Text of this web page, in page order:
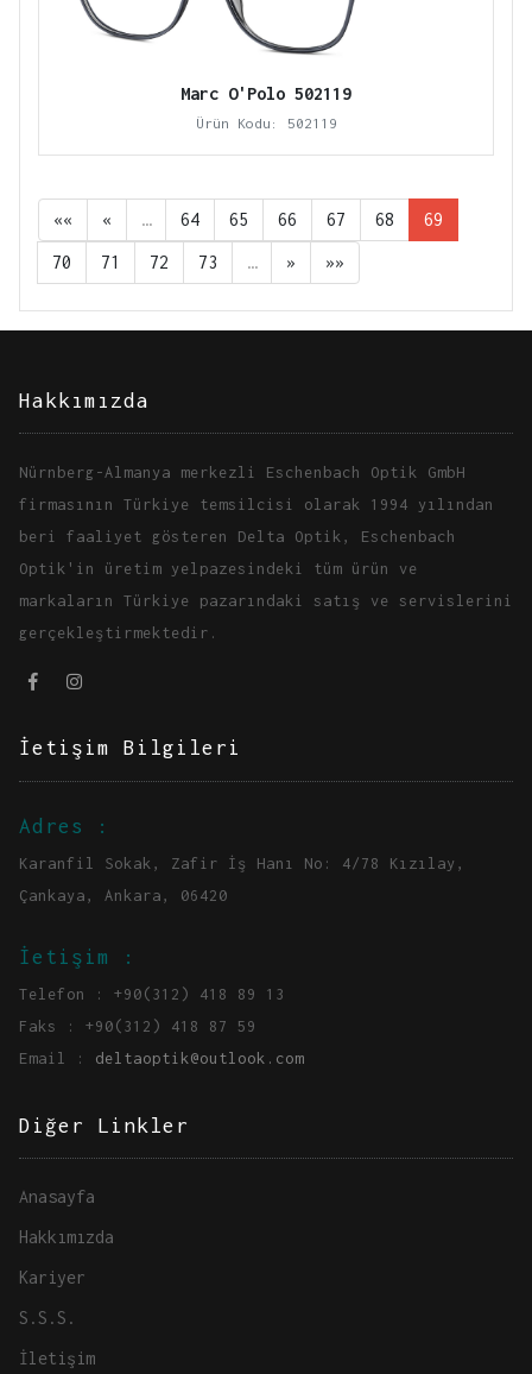
Marc O'Polo 502119
Ürün Kodu: 502119
«« « … 64 65 66 67 68 69
70 71 72 73 … » »»
Hakkımızda
Nürnberg-Almanya merkezli Eschenbach Optik GmbH
firmasının Türkiye temsilcisi olarak 1994 yılından
beri faaliyet gösteren Delta Optik, Eschenbach
Optik'in üretim yelpazesindeki tüm ürün ve
markaların Türkiye pazarındaki satış ve servislerini
gerçekleştirmektedir.
İetişim Bilgileri
Adres :
Karanfil Sokak, Zafir İş Hanı No: 4/78 Kızılay,
Çankaya, Ankara, 06420
İetişim :
Telefon : +90(312) 418 89 13
Faks : +90(312) 418 87 59
Email : deltaoptik@outlook.com
Diğer Linkler
Anasayfa
Hakkımızda
Kariyer
S.S.S.
İletişim